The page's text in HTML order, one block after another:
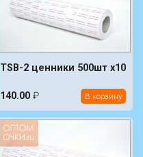
TSB-2 ценники 500шт х10
140.00 ₽ В корзину